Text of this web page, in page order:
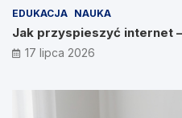
EDUKACJA NAUKA
Jak przyspieszyć internet
17 lipca 2026